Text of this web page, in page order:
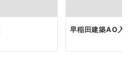
早稲田建築AO入